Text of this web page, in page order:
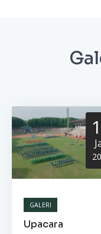
GALERI
Upacara